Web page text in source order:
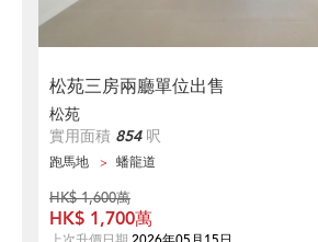
松苑三房兩廳單位出售
松苑
實用面積 854呎
跑馬地 蟠龍道
HK$ 1,600萬
HK$ 1,700萬